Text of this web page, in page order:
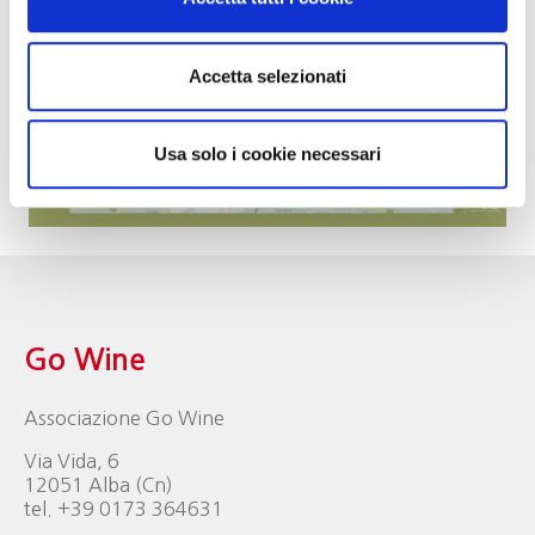
Accetta selezionati
Usa solo i cookie necessari
Go Wine
Associazione Go Wine
Via Vida, 6
12051 Alba (Cn)
tel. +39 0173 364631